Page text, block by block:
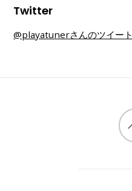
Twitter
@playatunerさんのツイート